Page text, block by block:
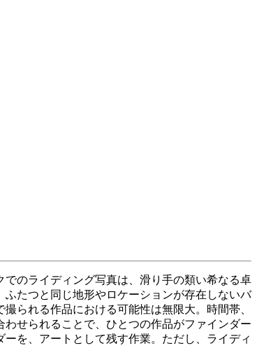
のライディング写真は、滑り手の類い希なる卓
たつと同じ地形やロケーションが存在しないバ
られる作品における可能性は無限大。時間帯、
せられることで、ひとつの作品がファインダー
を、アートとして残す作業。ただし、ライディ